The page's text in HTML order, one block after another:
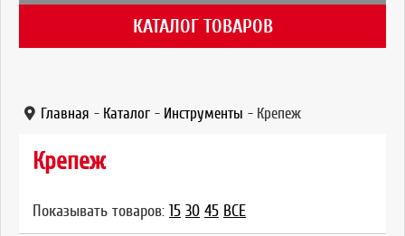
КАТАЛОГ ТОВАРОВ
Главная - Каталог - Инструменты - Крепеж
Крепеж
Показывать товаров: 15 30 45 ВСЕ